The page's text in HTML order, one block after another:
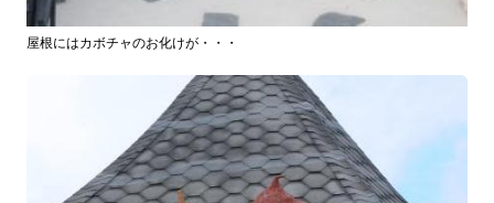
屋根にはカボチャのお化けが・・・